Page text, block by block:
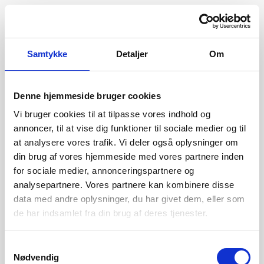
Samtykke Detaljer Om
Denne hjemmeside bruger cookies
Vi bruger cookies til at tilpasse vores indhold og
annoncer, til at vise dig funktioner til sociale medier og til
at analysere vores trafik. Vi deler også oplysninger om
din brug af vores hjemmeside med vores partnere inden
for sociale medier, annonceringspartnere og
analysepartnere. Vores partnere kan kombinere disse
data med andre oplysninger, du har givet dem, eller som
de har indsamlet fra din brug af deres tjenester.
Nødvendig
404